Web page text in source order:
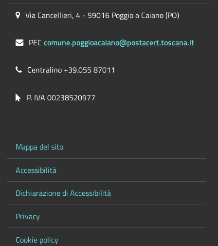
Via Cancellieri, 4 - 59016 Poggio a Caiano (PO)
PECcomune.poggioacaiano@postacert.toscana.it
Centralino +39.055 87011
P. IVA 00238520977
Mappa del sito
Accessibilità
Dichiarazione di Accessibilità
Privacy
Cookie policy